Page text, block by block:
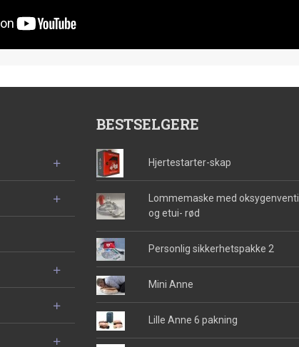
BESTSELGERE
Hjertestarter-skap
Lommemaske med oksygenventil
og etui- rød
Personlig sikkerhetspakke 2
Mini Anne
Lille Anne 6 pakning